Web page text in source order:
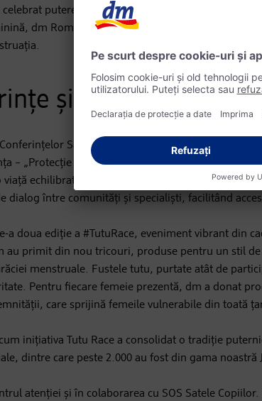
puterea femeilor, ci a și crescut
dm România a donat produse către Asociația
și continuarea
Sănătății Feminine, reunind
– „Protecție solară și sănătatea pielii”, pe 22 iulie
echilibrată”, iar pe 19 august la Cluj-Napoca –
dialog între comunități și specialiști, facilitând
a doua ediție a #TutuRace, eveniment vibrant din
au primit din nou tricouri, produse pentru un stil
menstruale. Fustele tutu, purtate atât de
Pentru fiecare femeie prezentă, dm a donat
care sprijină femeile vulnerabile din toată
inițiativa Tutu Race a consolidat o tradiție
dintre care peste 2.000 au fost din gama noastră
atenției și în colaborarea cu SOS Satele